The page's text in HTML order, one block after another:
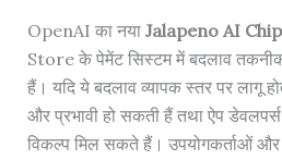
OpenAI का नया Jalapeno AI Chip
Store के पेमेंट सिस्टम में बदलाव
हैं। यदि ये बदलाव व्यापक स्तर पर लागू
और प्रभावी हो सकती हैं तथा ऐप
विकल्प मिल सकते हैं। उपयोगकर्ताओं